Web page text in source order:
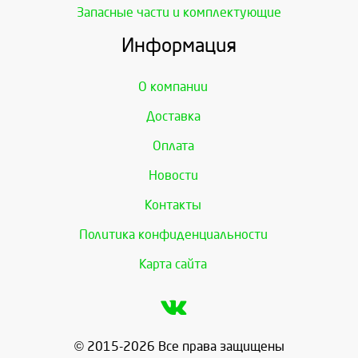
Запасные части и комплектующие
Информация
О компании
Доставка
Оплата
Новости
Контакты
Политика конфиденциальности
Карта сайта
© 2015-2026 Все права защищены